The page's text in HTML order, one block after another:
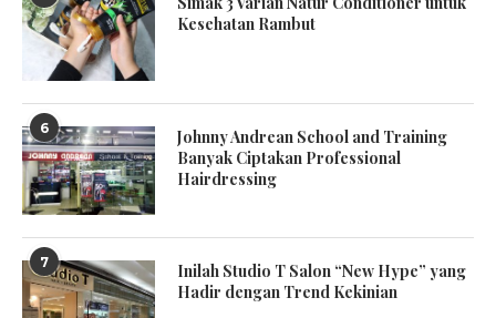
Kesehatan Rambut
6
Johnny Andrean School and Training
Banyak Ciptakan Professional
Hairdressing
7
Inilah Studio T Salon “New Hype” yang
Hadir dengan Trend Kekinian